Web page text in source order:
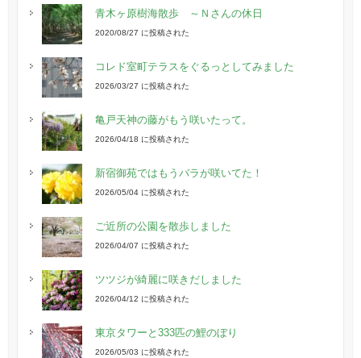
青木ヶ原樹海散歩 ～Ｎさんの休日
2020/08/27 に投稿された
コレド室町テラスをぐるっとしてみました
2026/03/27 に投稿された
亀戸天神の藤がもう咲いたって。
2026/04/18 に投稿された
新宿御苑ではもうバラが咲いてた！
2026/05/04 に投稿された
ご近所の公園を散歩しました
2026/04/07 に投稿された
ツツジが綺麗に咲きだしました
2026/04/12 に投稿された
東京タワーと333匹の鯉のぼり
2026/05/03 に投稿された